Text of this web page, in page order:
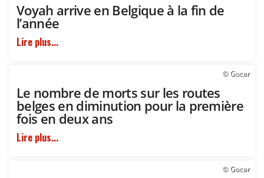
Voyah arrive en Belgique à la fin de
l’année
Lire plus...
© Gocar
Le nombre de morts sur les routes
belges en diminution pour la première
fois en deux ans
Lire plus...
© Gocar